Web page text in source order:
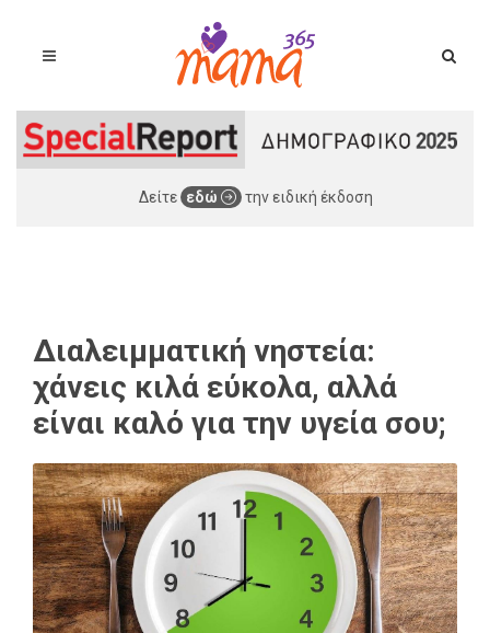
Δείτε εδώ την ειδική έκδοση
Διαλειμματική νηστεία:
χάνεις κιλά εύκολα, αλλά
είναι καλό για την υγεία σου;